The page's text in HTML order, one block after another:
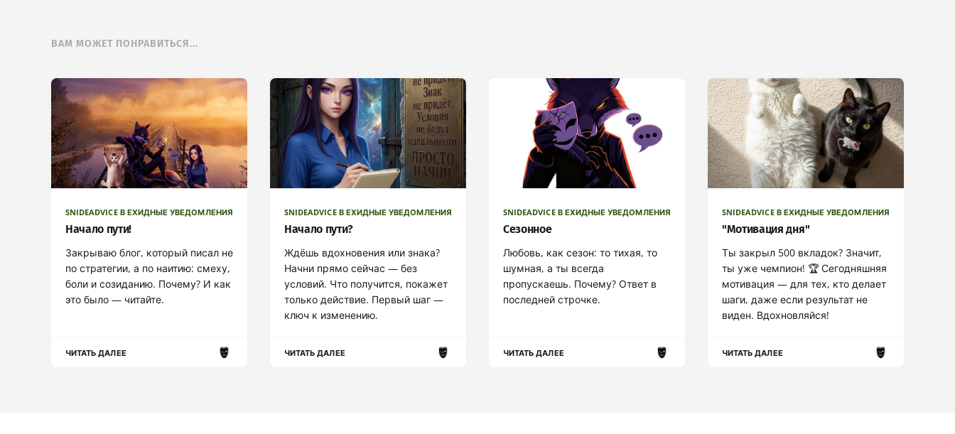
ВАМ МОЖЕТ ПОНРАВИТЬСЯ...
SNIDEADVICE В ЕХИДНЫЕ УВЕДОМЛЕНИЯ
Начало пути!
Закрываю блог, который писал не
по стратегии, а по наитию: смеху,
боли и созиданию. Почему? И как
это было — читайте.
ЧИТАТЬ ДАЛЕЕ
SNIDEADVICE В ЕХИДНЫЕ УВЕДОМЛЕНИЯ
Начало пути?
Ждёшь вдохновения или знака?
Начни прямо сейчас — без
условий. Что получится, покажет
только действие. Первый шаг —
ключ к изменению.
ЧИТАТЬ ДАЛЕЕ
SNIDEADVICE В ЕХИДНЫЕ УВЕДОМЛЕНИЯ
Сезонное
Любовь, как сезон: то тихая, то
шумная, а ты всегда
пропускаешь. Почему? Ответ в
последней строчке.
ЧИТАТЬ ДАЛЕЕ
SNIDEADVICE В ЕХИДНЫЕ УВЕДОМЛЕНИЯ
"Мотивация дня"
Ты закрыл 500 вкладок? Значит,
ты уже чемпион! 🏆 Сегодняшняя
мотивация — для тех, кто делает
шаги, даже если результат не
виден. Вдохновляйся!
ЧИТАТЬ ДАЛЕЕ